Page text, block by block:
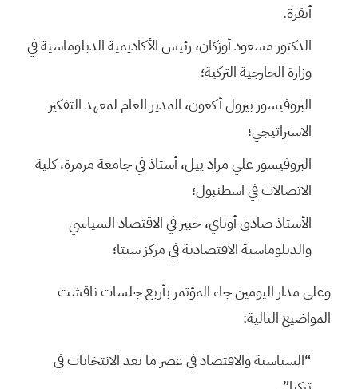
أنقرة.
الدكتور مسعود أوزكان، رئيس الأكاديمية الدبلوماسية في
وزارة الخارجية التركية؛
البروفيسور بيرول أكغون، المدير العام لمعهد التفكير
الاستراتيجي؛
البروفيسور علي مراد ييل، أستاذ في جامعة مرمرة، كلية
الاتصالات في اسطنبول؛
الأستاذ صادق أوناي، خبير في الاقتصاد السياسي
والدبلوماسية الاقتصادية في مركز سيتا؛
وعلى مدار اليومين جاء المؤتمر بأربع جلسات ناقشت
المواضيع التالية:
“السياسية والاقتصاد في عصر ما بعد الانتخابات في